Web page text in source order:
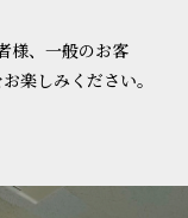
様、一般のお客
楽しみください。